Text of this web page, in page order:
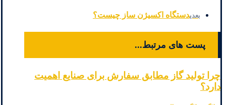
بعدیدستگاه اکسیژن ساز چیست؟
پست های مرتبط...
چرا تولید گاز مطابق سفارش برای صنایع اهمیت
دارد؟